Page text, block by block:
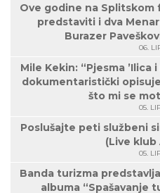
Ove godine na Splitskom
predstaviti i dva
Burazer
06.
Mile Kekin: “Pjesma ’Ilica
dokumentaristički
što mi se
05.
Poslušajte peti službeni
(Live klub
05.
Banda turizma
albuma “Spašavanje